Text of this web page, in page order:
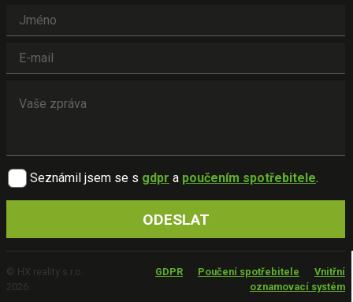
Seznámil jsem se s gdpr a poučením spotřebitele.
© HX reality s.r.o.
2026
GDPR Poučení spotřebitele
Vnitřní
oznamovací systém